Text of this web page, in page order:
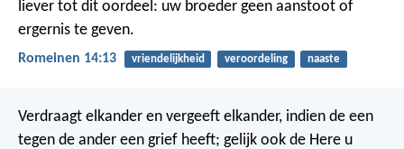
liever tot dit oordeel: uw broeder geen aanstoot of
ergernis te geven.
Romeinen 14:13 vriendelijkheid veroordeling naaste
Verdraagt elkander en vergeeft elkander, indien de een
tegen de ander een grief heeft; gelijk ook de Here u